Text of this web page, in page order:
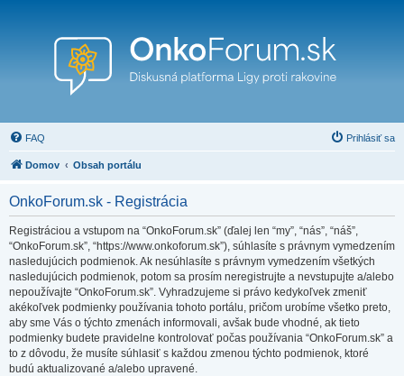
FAQ Prihlásiť sa
Domov Obsah portálu
OnkoForum.sk - Registrácia
Registráciou a vstupom na “OnkoForum.sk” (ďalej len “my”, “nás”, “náš”,
“OnkoForum.sk”, “https://www.onkoforum.sk”), súhlasíte s právnym vymedzením
nasledujúcich podmienok. Ak nesúhlasíte s právnym vymedzením všetkých
nasledujúcich podmienok, potom sa prosím neregistrujte a nevstupujte a/alebo
nepoužívajte “OnkoForum.sk”. Vyhradzujeme si právo kedykoľvek zmeniť
akékoľvek podmienky používania tohoto portálu, pričom urobíme všetko preto,
aby sme Vás o týchto zmenách informovali, avšak bude vhodné, ak tieto
podmienky budete pravidelne kontrolovať počas používania “OnkoForum.sk” a
to z dôvodu, že musíte súhlasiť s každou zmenou týchto podmienok, ktoré
budú aktualizované a/alebo upravené.